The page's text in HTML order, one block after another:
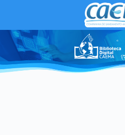
conteúdo